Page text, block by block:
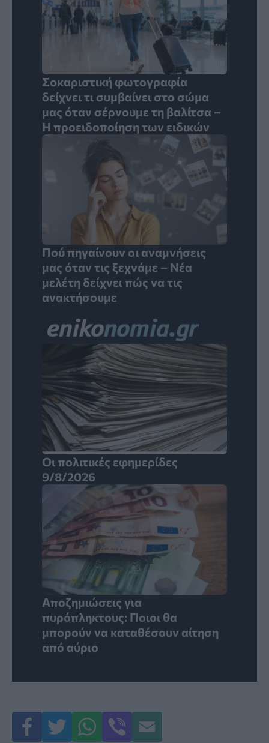
Σοκαριστική φωτογραφία
δείχνει τι συμβαίνει στο σώμα
μας όταν σέρνουμε τη βαλίτσα –
Η προειδοποίηση των ειδικών
Πού πηγαίνουν οι αναμνήσεις
μας όταν τις ξεχνάμε – Νέα
μελέτη δείχνει πώς να τις
ανακτήσουμε
Οι πολιτικές εφημερίδες
9/8/2026
Αποζημιώσεις για
πυρόπληκτους: Ποιοι θα
μπορούν να καταθέσουν αίτηση
από αύριο